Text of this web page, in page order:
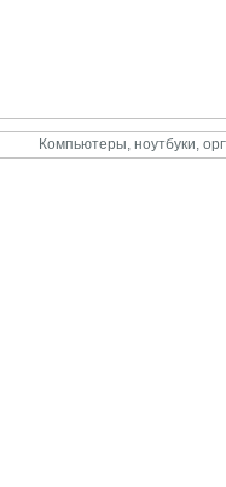
Компьютеры, ноутбуки,